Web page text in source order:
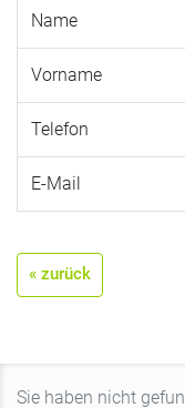
Name
Vorname
Telefon
E-Mail
« zurück